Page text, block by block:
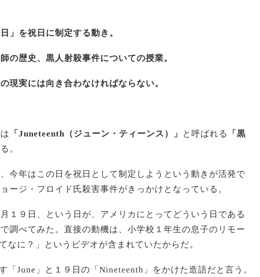
」を祝日に制定する動き。
の歴史、黒人射殺事件についての授業。
現実には向き合わなければならない。
「Juneteenth（ジューン・ティーンス）」 と呼ばれる
「黒
。
今年はこの日を祝日として制定しようという動きが活発で
ージ・フロイド氏殺害事件がきっかけとなっている。
１９日、という日が、アメリカにとってどういう日である
調べてみた。直接の動機は、小学校１年生の息子のリモー
なに？」というビデオが含まれていたからだ。
「June」と１９日の「Nineteenth」をかけた造語だと言う。